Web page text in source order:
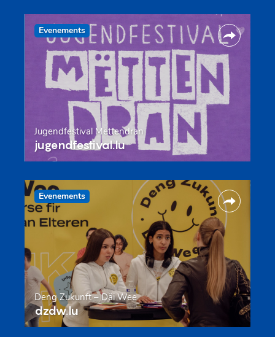
Evenements
Jugendfestival Mëttendran
jugendfestival.lu
Evenements
Deng Zukunft – Däi Wee
dzdw.lu